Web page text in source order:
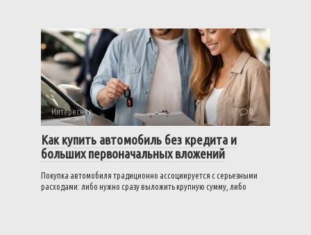
Интересное 0
Как купить автомобиль без кредита и
больших первоначальных вложений
Покупка автомобиля традиционно ассоциируется с серьезными
расходами: либо нужно сразу выложить крупную сумму, либо